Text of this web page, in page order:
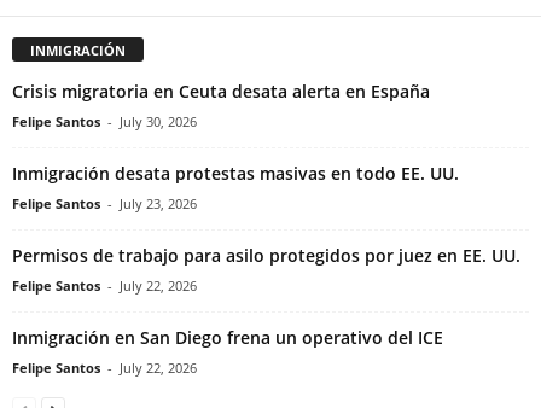
INMIGRACIÓN
Crisis migratoria en Ceuta desata alerta en España
Felipe Santos - July 30, 2026
Inmigración desata protestas masivas en todo EE. UU.
Felipe Santos - July 23, 2026
Permisos de trabajo para asilo protegidos por juez en EE. UU.
Felipe Santos - July 22, 2026
Inmigración en San Diego frena un operativo del ICE
Felipe Santos - July 22, 2026